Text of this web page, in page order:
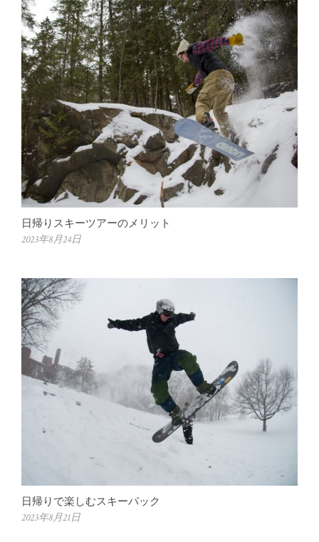
日帰りスキーツアーのメリット
2023年8月24日
日帰りで楽しむスキーパック
2023年8月21日